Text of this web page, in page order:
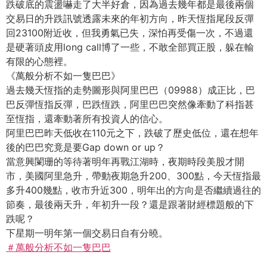
跌破底的震盪嚇走了大半好倉，因為過去幾年都是最後兩個
交易日的升跌訊號透露未來的年初方向，昨天恆指尾段反彈
回23100附近收，但我勇氣已失，深怕再受傷一次，不過還
是硬著頭皮用long call博了一些，不敢全部買正股，躲在輸
有限的心態裡。
《萬般分析不如一隻巴巴》
過去幾天恆指的走勢圖形與阿里巴巴（09988）成正比，巴
巴反彈恆指反彈，巴跌恆跌，阿里巴巴突然像牽動了科指甚
至恆指，還牽動著所有投資人的信心。
阿里巴巴昨天低收在110元之下，跌破了歷史低位，還在想年
後的巴巴究竟是要Gap down or up？
當意興闌珊的等待著明年再戰江湖時，夜期時段美股才開
市，美國阿里急升，帶動夜期急升200、300點，今天恆指最
多升400幾點，收市升近300，明年出的方向是否繼續過往的
節奏，最後兩天升，年初升一段？還是跟著財經標題般的下
跌呢？
下星期一明年第一個交易日自有分曉。
＃萬般分析不如一隻巴巴